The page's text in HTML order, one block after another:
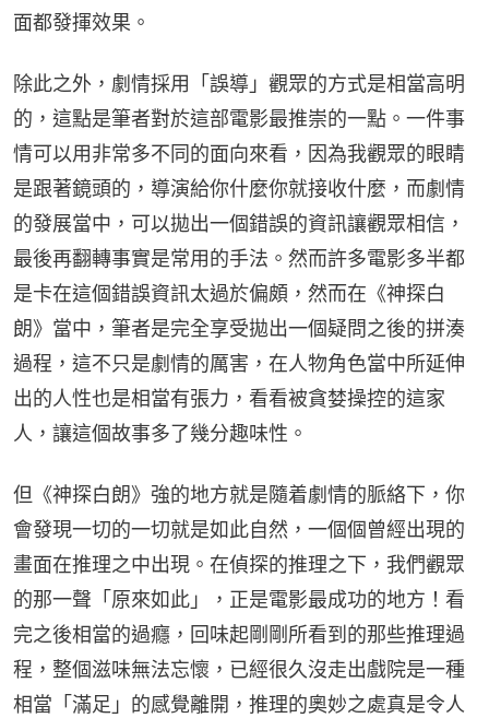
面都發揮效果。
除此之外，劇情採用「誤導」觀眾的方式是相當高明
的，這點是筆者對於這部電影最推崇的一點。一件事
情可以用非常多不同的面向來看，因為我觀眾的眼睛
是跟著鏡頭的，導演給你什麼你就接收什麼，而劇情
的發展當中，可以拋出一個錯誤的資訊讓觀眾相信，
最後再翻轉事實是常用的手法。然而許多電影多半都
是卡在這個錯誤資訊太過於偏頗，然而在《神探白
朗》當中，筆者是完全享受拋出一個疑問之後的拼湊
過程，這不只是劇情的厲害，在人物角色當中所延伸
出的人性也是相當有張力，看看被貪婪操控的這家
人，讓這個故事多了幾分趣味性。
但《神探白朗》強的地方就是隨着劇情的脈絡下，你
會發現一切的一切就是如此自然，一個個曾經出現的
畫面在推理之中出現。在偵探的推理之下，我們觀眾
的那一聲「原來如此」，正是電影最成功的地方！看
完之後相當的過癮，回味起剛剛所看到的那些推理過
程，整個滋味無法忘懷，已經很久沒走出戲院是一種
相當「滿足」的感覺離開，推理的奧妙之處真是令人